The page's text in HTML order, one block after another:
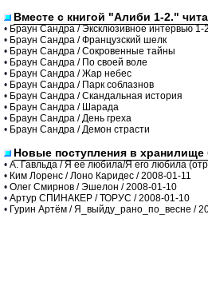
Вместе с книгой "Алиби 1-2."
• Браун Сандра / Эксклюзивное интервью 1-
• Браун Сандра / Французский шелк
• Браун Сандра / Сокровенные тайны
• Браун Сандра / По своей воле
• Браун Сандра / Жар небес
• Браун Сандра / Парк соблазнов
• Браун Сандра / Скандальная история
• Браун Сандра / Шарада
• Браун Сандра / День греха
• Браун Сандра / Демон страсти
Новые поступления в хранилище
• А. Гавльда / Я ее любила/Я его любила
• Ким Лоренс / Лоно Каридес / 2008-01-11
• Олег Смирнов / Эшелон / 2008-01-10
• Артур СПИНАКЕР / ТОРУС / 2008-01-10
• Гурин Артём / Я_выйду_рано_по_весне /